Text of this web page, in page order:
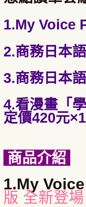
1.My Voice
2.商務日本
3.商務日本
4.看漫畫「
定價420元×1
商品介紹
1.My
版 全新登場